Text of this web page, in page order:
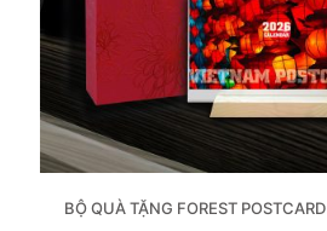
BỘ QUÀ TẶNG FOREST POSTCARD